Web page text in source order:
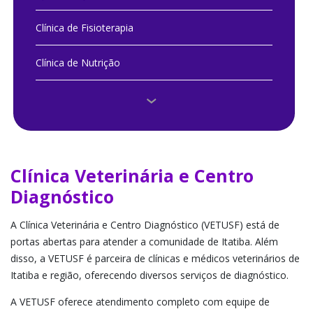
Clínica de Fisioterapia
Clínica de Nutrição
Clínica Veterinária e Centro Diagnóstico
Clínicas de Psicologia
Consultório de Enfermagem Materno-Infantil
Núcleo de Apoio Contábil e Fiscal
Núcleos de Práticas Jurídicas
Clínica Veterinária e Centro
Diagnóstico
A Clínica Veterinária e Centro Diagnóstico (VETUSF) está de
portas abertas para atender a comunidade de Itatiba. Além
disso, a VETUSF é parceira de clínicas e médicos veterinários de
Itatiba e região, oferecendo diversos serviços de diagnóstico.
A VETUSF oferece atendimento completo com equipe de